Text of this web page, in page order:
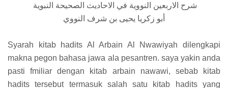
شرح الاربعين النووية في الاحاديث الصحيحة النبوية
أبو زكريا يحيى بن شرف النووي
Syarah kitab hadits Al Arbain Al Nwawiyah dilengkapi
makna pegon bahasa jawa ala pesantren. saya yakin anda
pasti fmiliar dengan kitab arbain nawawi, sebab kitab
hadits tersebut termasuk salah satu kitab hadits yang